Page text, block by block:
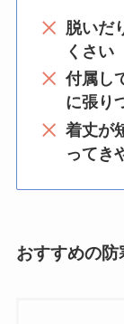
脱いだ
くさい
付属し
に張り
着丈が
ってき
おすすめの防